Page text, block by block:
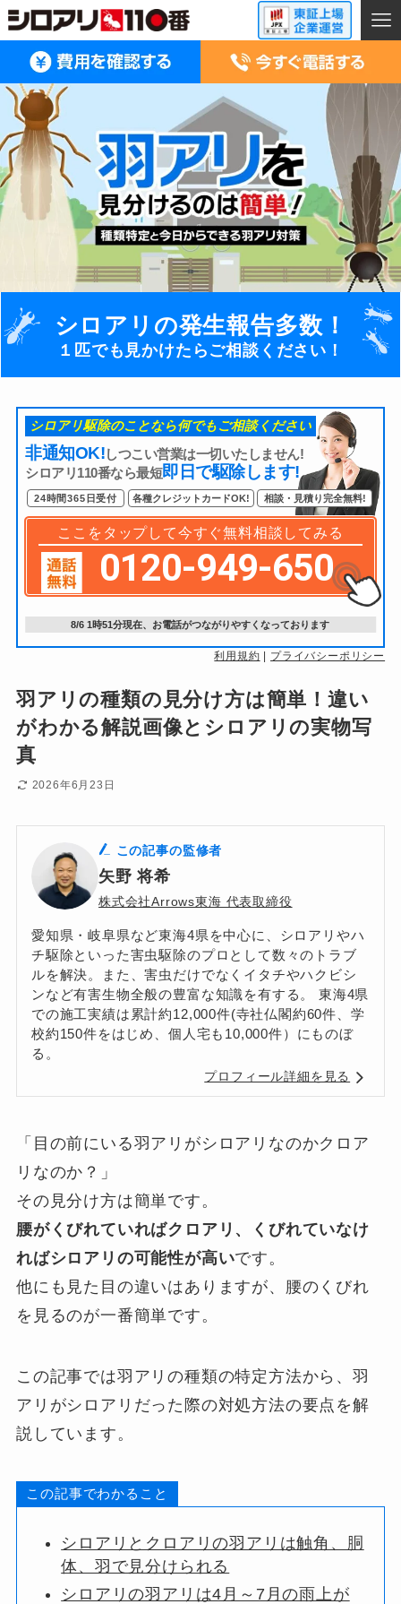
シロアリの発生報告多数！
１匹でも見かけたらご相談ください！
シロアリ駆除のことなら何でもご相談ください
非通知OK!しつこい営業は一切いたしません!
シロアリ110番なら最短即日で駆除します!
24時間365日受付 各種クレジットカードOK! 相談・見積り完全無料!
ここをタップして今すぐ無料相談してみる
0120-949-650
8/6 1時51分現在、お電話がつながりやすくなっております
利用規約 プライバシーポリシー
羽アリの種類の見分け方は簡単！違い
がわかる解説画像とシロアリの実物写
真
2026年6月23日
この記事の監修者
矢野 将希
株式会社Arrows東海 代表取締役
愛知県・岐阜県など東海4県を中心に、シロアリやハ
チ駆除といった害虫駆除のプロとして数々のトラブ
ルを解決。また、害虫だけでなくイタチやハクビシ
ンなど有害生物全般の豊富な知識を有する。 東海4県
での施工実績は累計約12,000件(寺社仏閣約60件、学
校約150件をはじめ、個人宅も10,000件）にものぼ
る。
プロフィール詳細を見る
「目の前にいる羽アリがシロアリなのかクロア
リなのか？」
その見分け方は簡単です。
腰がくびれていればクロアリ、くびれていなけ
ればシロアリの可能性が高いです。
他にも見た目の違いはありますが、腰のくびれ
を見るのが一番簡単です。
この記事では羽アリの種類の特定方法から、羽
アリがシロアリだった際の対処方法の要点を解
説しています。
この記事でわかること
シロアリとクロアリの羽アリは触角、胴
体、羽で見分けられる
シロアリの羽アリは4月～7月の雨上が